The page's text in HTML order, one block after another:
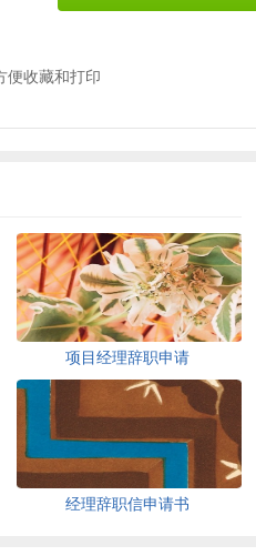
便收藏和打印
项目经理辞职申请
经理辞职信申请书